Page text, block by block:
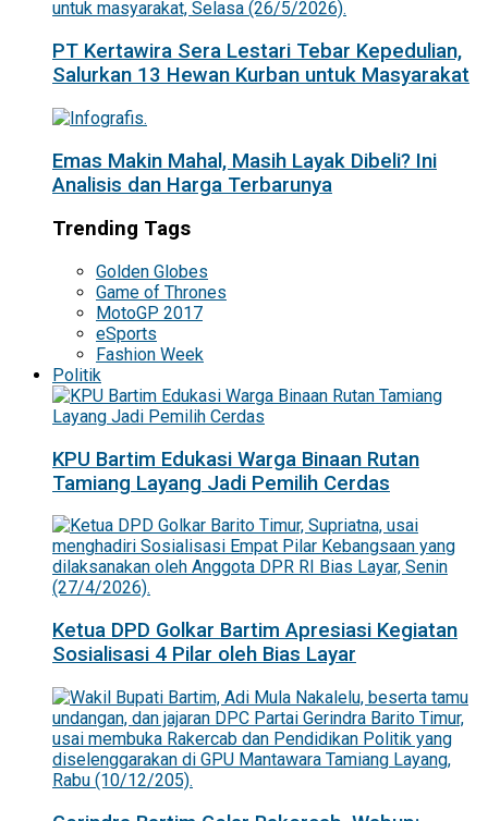
PT Kertawira Sera Lestari Tebar Kepedulian,
Salurkan 13 Hewan Kurban untuk Masyarakat
Emas Makin Mahal, Masih Layak Dibeli? Ini
Analisis dan Harga Terbarunya
Trending Tags
Golden Globes
Game of Thrones
MotoGP 2017
eSports
Fashion Week
Politik
KPU Bartim Edukasi Warga Binaan Rutan
Tamiang Layang Jadi Pemilih Cerdas
Ketua DPD Golkar Bartim Apresiasi Kegiatan
Sosialisasi 4 Pilar oleh Bias Layar